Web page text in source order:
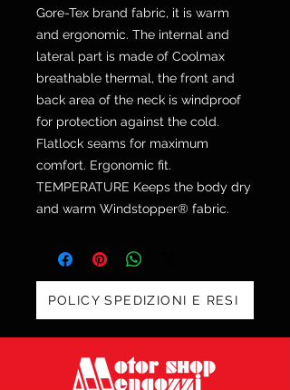
Gore-Tex brand fabric, it is warm
and ergonomic. The internal and
lateral part is made of Coolmax
breathable thermal, the front and
back area of ​​the neck is windproof
for protection against the cold.
Flatlock seams for maximum
comfort. Ergonomic fit.
TEMPERATURE Keeps the body dry
and warm Windstopper® fabric.
POLICY SPEDIZIONI E RESI